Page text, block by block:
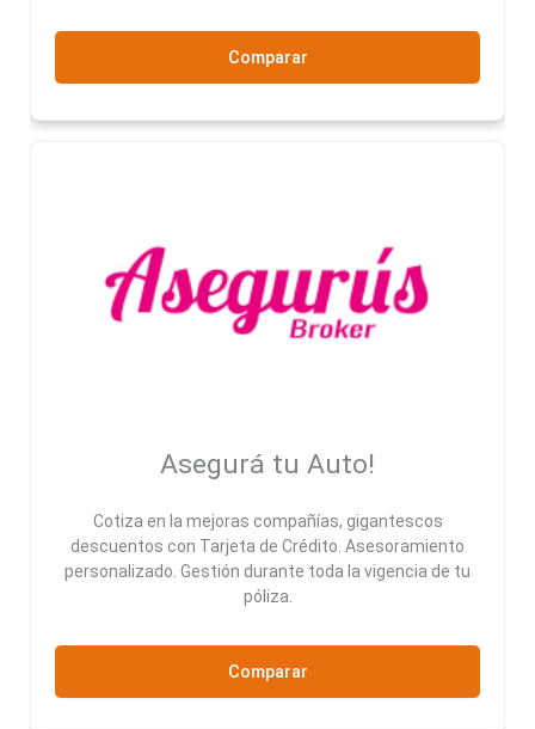
Comparar
Asegurá tu Auto!
Cotiza en la mejoras compañías, gigantescos
descuentos con Tarjeta de Crédito. Asesoramiento
personalizado. Gestión durante toda la vigencia de tu
póliza.
Comparar